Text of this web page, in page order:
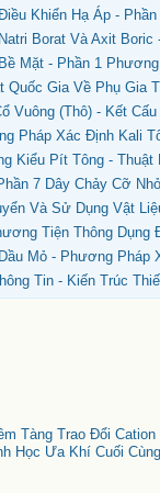
Khiển Hạ Áp -
Borat Và Axit
Mặt - Phần 1
Quốc Gia Về Phụ Gia
Vuông (Thô) - Kết
Pháp Xác Định Kali
Kiểu Pít Tông -
7 Dây Chảy Cỡ
Và Sử Dụng Vật
Tiện Thông
Mỏ - Phương Pháp
Tin - Kiến Trúc
Tàng Trao Đổi Cation|
Học Ưa Khí Cuối Cùng